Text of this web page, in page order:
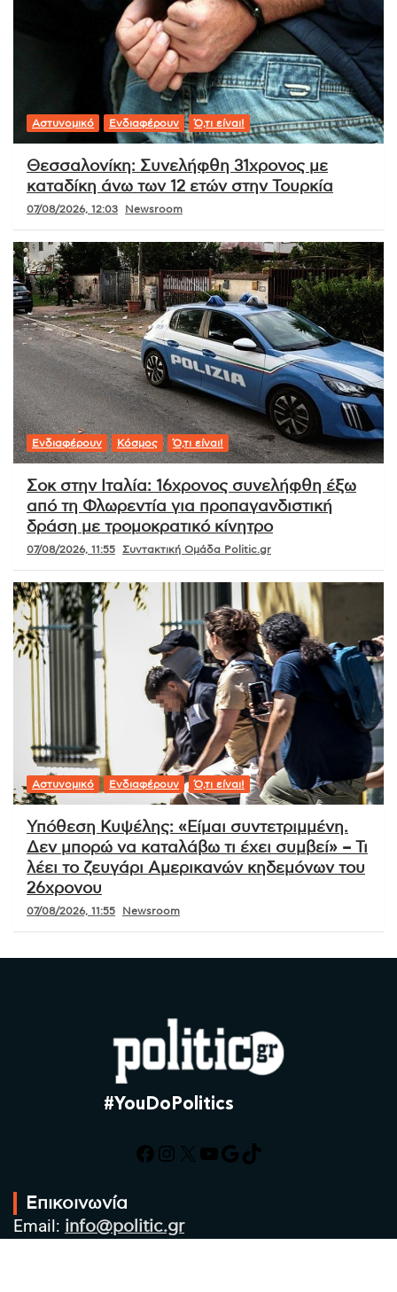
Αστυνομικό Ενδιαφέρουν Ό,τι είναι!
Θεσσαλονίκη: Συνελήφθη 31χρονος με
καταδίκη άνω των 12 ετών στην Τουρκία
07/08/2026, 12:03 Newsroom
Ενδιαφέρουν Κόσμος Ό,τι είναι!
Σοκ στην Ιταλία: 16χρονος συνελήφθη έξω
από τη Φλωρεντία για προπαγανδιστική
δράση με τρομοκρατικό κίνητρο
07/08/2026, 11:55 Συντακτική Ομάδα Politic.gr
Αστυνομικό Ενδιαφέρουν Ό,τι είναι!
Υπόθεση Κυψέλης: «Είμαι συντετριμμένη.
Δεν μπορώ να καταλάβω τι έχει συμβεί» – Τι
λέει το ζευγάρι Αμερικανών κηδεμόνων του
26χρονου
07/08/2026, 11:55 Newsroom
#YouDoPolitics
Facebook
Instagram
X YouTube
Google
TikTok
Επικοινωνία
Email: info@politic.gr